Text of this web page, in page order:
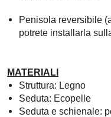
Penisola reversibile
potrete installarla
MATERIALI
Struttura: Legno
Seduta: Ecopelle
Seduta e schienale: